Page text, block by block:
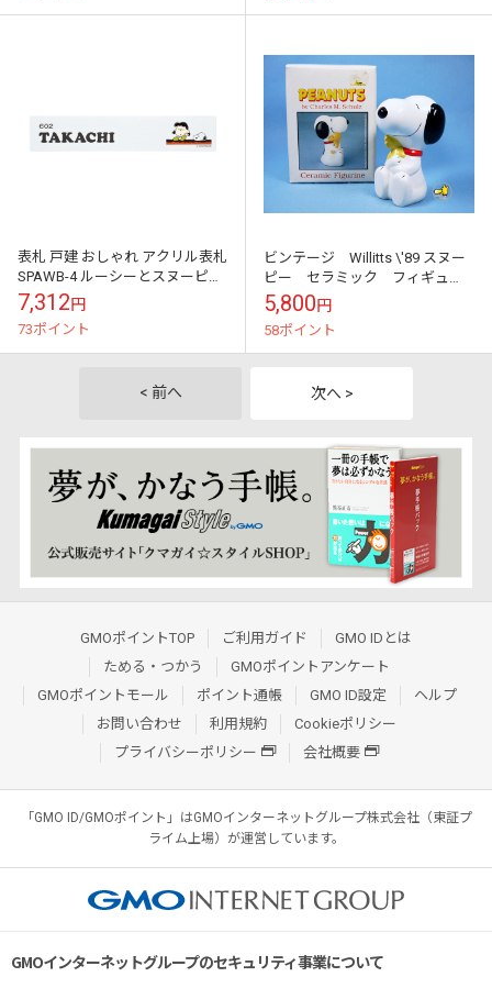
表札 戸建 おしゃれ アクリル表札
SPAWB-4 ルーシーとスヌーピー
SNOOPY サインプレート ネーム
プレート
7,312円
73ポイント
ビンテージ Willitts \'89 スヌー
ピー セラミック フィギュ
ア 箱入
5,800円
58ポイント
< 前へ 次へ >
GMOポイントTOP ご利用ガイド
GMO IDとは
ためる・つかう
GMOポイントアンケート
GMOポイントモール
ポイント通帳 GMO ID設定
ヘルプ
お問い合わせ
利用規約
Cookieポリシー
プライバシーポリシー
会社概要
「GMO ID/GMOポイント」はGMOインターネットグループ株式会社（東証プ
ライム上場）が運営しています。
GMOインターネットグループのセキュリティ事業について